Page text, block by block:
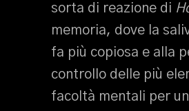
sorta di reazione di
memoria, dove la
fa più copiosa e alla
controllo delle più
facoltà mentali per